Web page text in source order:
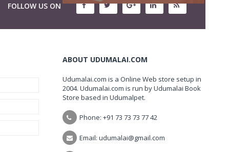
FOLLOW US ON
ABOUT UDUMALAI.COM
Udumalai.com is a Online Web store setup in
2004. Udumalai.com is run by Udumalai Book
Store based in Udumalpet.
Phone: +91 73 73 73 77 42
Email: udumalai@gmail.com